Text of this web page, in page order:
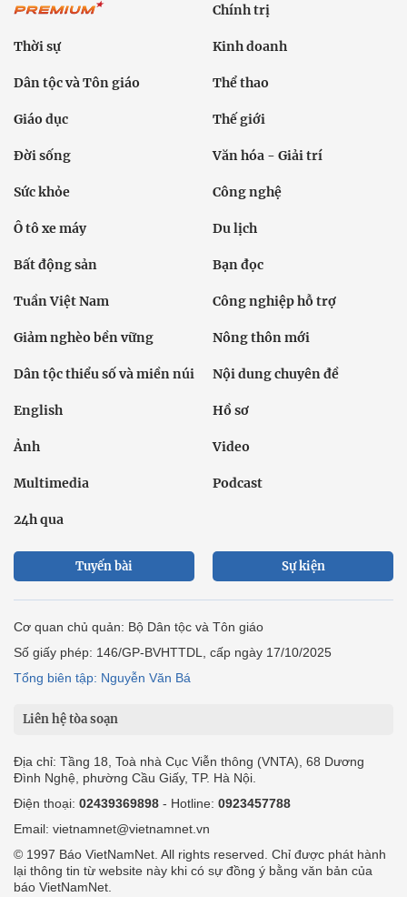
Chính trị
Thời sự Kinh doanh
Dân tộc và Tôn giáo Thể thao
Giáo dục Thế giới
Đời sống Văn hóa - Giải trí
Sức khỏe Công nghệ
Ô tô xe máy Du lịch
Bất động sản Bạn đọc
Tuần Việt Nam Công nghiệp hỗ trợ
Giảm nghèo bền vững Nông thôn mới
Dân tộc thiểu số và miền núi Nội dung chuyên đề
English Hồ sơ
Ảnh Video
Multimedia Podcast
24h qua
Tuyến bài Sự kiện
Cơ quan chủ quản: Bộ Dân tộc và Tôn giáo
Số giấy phép: 146/GP-BVHTTDL, cấp ngày 17/10/2025
Tổng biên tập: Nguyễn Văn Bá
Liên hệ tòa soạn
Địa chỉ: Tầng 18, Toà nhà Cục Viễn thông (VNTA), 68 Dương
Đình Nghệ, phường Cầu Giấy, TP. Hà Nội.
Điện thoại: 02439369898 - Hotline: 0923457788
Email: vietnamnet@vietnamnet.vn
© 1997 Báo VietNamNet. All rights reserved. Chỉ được phát hành
lại thông tin từ website này khi có sự đồng ý bằng văn bản của
báo VietNamNet.